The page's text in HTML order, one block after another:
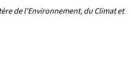
de l'Environnement, du Climat et